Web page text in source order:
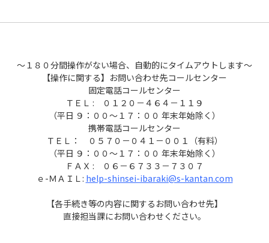
～１８０分間操作がない場合、自動的にタイムアウトします～
【操作に関する】お問い合わせ先コールセンター
固定電話コールセンター
ＴＥＬ : ０１２０－４６４－１１９
（平日 ９：００～１７：００ 年末年始除く）
携帯電話コールセンター
ＴＥＬ： ０５７０－０４１－００１（有料）
（平日 ９：００～１７：００ 年末年始除く）
ＦＡＸ : ０６－６７３３－７３０７
ｅ-ＭＡＩＬ: help-shinsei-ibaraki@s-kantan.com
【各手続き等の内容に関するお問い合わせ先】
直接担当課にお問い合わせください。